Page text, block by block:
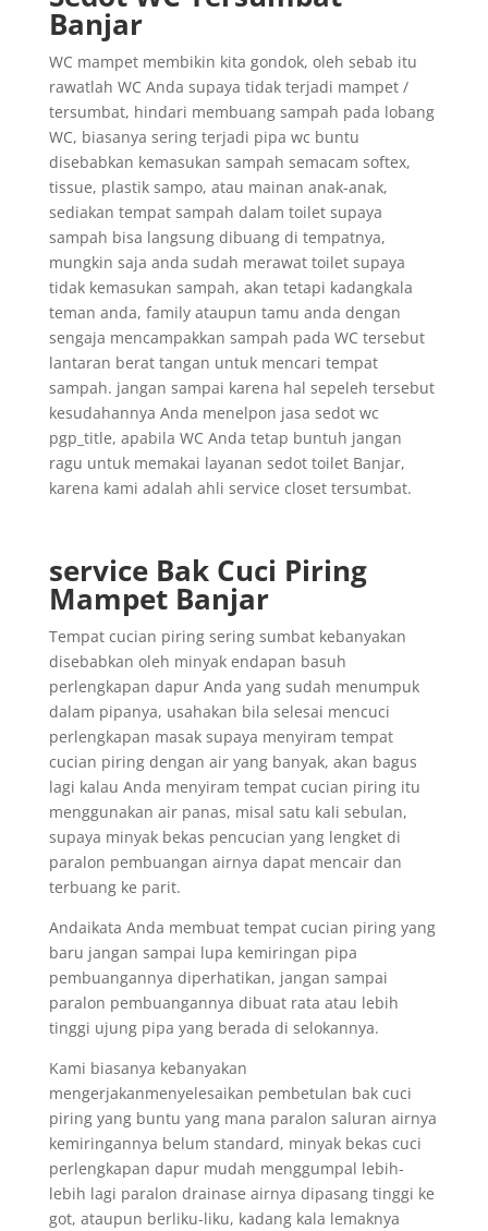
Banjar
WC mampet membikin kita gondok, oleh sebab itu
rawatlah WC Anda supaya tidak terjadi mampet /
tersumbat, hindari membuang sampah pada lobang
WC, biasanya sering terjadi pipa wc buntu
disebabkan kemasukan sampah semacam softex,
tissue, plastik sampo, atau mainan anak-anak,
sediakan tempat sampah dalam toilet supaya
sampah bisa langsung dibuang di tempatnya,
mungkin saja anda sudah merawat toilet supaya
tidak kemasukan sampah, akan tetapi kadangkala
teman anda, family ataupun tamu anda dengan
sengaja mencampakkan sampah pada WC tersebut
lantaran berat tangan untuk mencari tempat
sampah. jangan sampai karena hal sepeleh tersebut
kesudahannya Anda menelpon jasa sedot wc
pgp_title, apabila WC Anda tetap buntuh jangan
ragu untuk memakai layanan sedot toilet Banjar,
karena kami adalah ahli service closet tersumbat.
service Bak Cuci Piring
Mampet Banjar
Tempat cucian piring sering sumbat kebanyakan
disebabkan oleh minyak endapan basuh
perlengkapan dapur Anda yang sudah menumpuk
dalam pipanya, usahakan bila selesai mencuci
perlengkapan masak supaya menyiram tempat
cucian piring dengan air yang banyak, akan bagus
lagi kalau Anda menyiram tempat cucian piring itu
menggunakan air panas, misal satu kali sebulan,
supaya minyak bekas pencucian yang lengket di
paralon pembuangan airnya dapat mencair dan
terbuang ke parit.
Andaikata Anda membuat tempat cucian piring yang
baru jangan sampai lupa kemiringan pipa
pembuangannya diperhatikan, jangan sampai
paralon pembuangannya dibuat rata atau lebih
tinggi ujung pipa yang berada di selokannya.
Kami biasanya kebanyakan
mengerjakanmenyelesaikan pembetulan bak cuci
piring yang buntu yang mana paralon saluran airnya
kemiringannya belum standard, minyak bekas cuci
perlengkapan dapur mudah menggumpal lebih-
lebih lagi paralon drainase airnya dipasang tinggi ke
got, ataupun berliku-liku, kadang kala lemaknya